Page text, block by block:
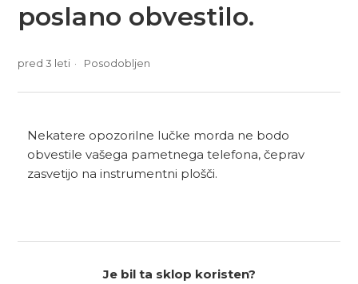
poslano obvestilo.
pred 3 leti Posodobljen
Nekatere opozorilne lučke morda ne bodo
obvestile vašega pametnega telefona, čeprav
zasvetijo na instrumentni plošči.
Je bil ta sklop koristen?